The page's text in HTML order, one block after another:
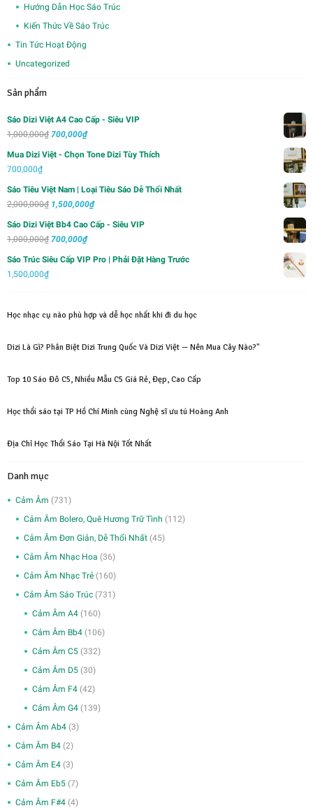
Hướng Dẫn Học Sáo Trúc
Kiến Thức Về Sáo Trúc
Tin Tức Hoạt Động
Uncategorized
Sản phẩm
Sáo Dizi Việt A4 Cao Cấp - Siêu VIP
1,000,000₫ Giá
là:
700,000₫Giá
700,000₫.
Mua Dizi Việt - Chọn Tone Dizi Tùy Thích
700,000₫
Sáo Tiêu Việt Nam | Loại Tiêu Sáo Dễ Thổi Nhất
2,000,000₫ Giá
2,000,000₫.
1,500,000₫Giá
tại
1,500,000₫.
Sáo Dizi Việt Bb4 Cao Cấp - Siêu VIP
1,000,000₫ Giá
700,000₫Giá
Sáo Trúc Siêu Cấp VIP Pro | Phải Đặt Hàng Trước
1,500,000₫
Học nhạc cụ nào phù hợp và dễ học nhất khi đi du học
Dizi Là Gì? Phân Biệt Dizi Trung Quốc Và Dizi Việt — Nên Mua Cây Nào?"
Top 10 Sáo Đô C5, Nhiều Mẫu C5 Giá Rẻ, Đẹp, Cao Cấp
Học thổi sáo tại TP Hồ Chí Minh cùng Nghệ sĩ ưu tú Hoàng Anh
Địa Chỉ Học Thổi Sáo Tại Hà Nội Tốt Nhất
Danh mục
Cảm Âm (731)
Cảm Âm Bolero, Quê Hương Trữ Tình (112)
Cảm Âm Đơn Giản, Dễ Thổi Nhất (45)
Cảm Âm Nhạc Hoa (36)
Cảm Âm Nhạc Trẻ (160)
Cảm Âm Sáo Trúc (731)
Cảm Âm A4 (160)
Cảm Âm Bb4 (106)
Cảm Âm C5 (332)
Cảm Âm D5 (30)
Cảm Âm F4 (42)
Cảm Âm G4 (139)
Cảm Âm Ab4 (3)
Cảm Âm B4 (2)
Cảm Âm E4 (3)
Cảm Âm Eb5 (7)
Cảm Âm F#4 (4)